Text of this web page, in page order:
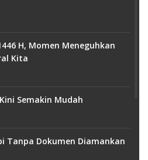
H, Momen Meneguhkan
Kita
Semakin Mudah
Tanpa Dokumen Diamankan